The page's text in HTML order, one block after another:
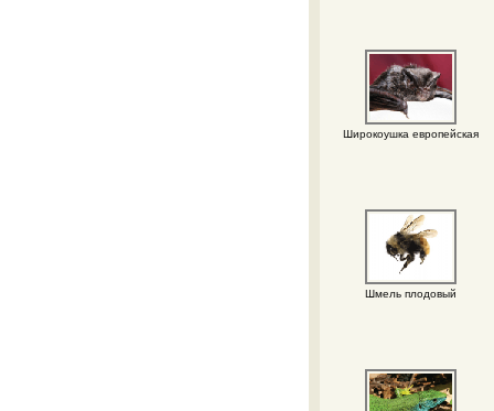
Широкоушка европейская
Шмель плодовый